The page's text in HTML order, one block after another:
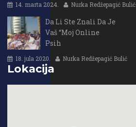
14. marta 2024. Nurka Redžepagić Bulić
Da Li Ste Znali Da Je
Vaš “Moj Online
Psih
18. jula 2020. Nurka Redžepagić Bulić
Lokacija